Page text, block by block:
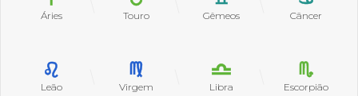
Áries Touro Gêmeos Câncer
Leão Virgem Libra Escorpião